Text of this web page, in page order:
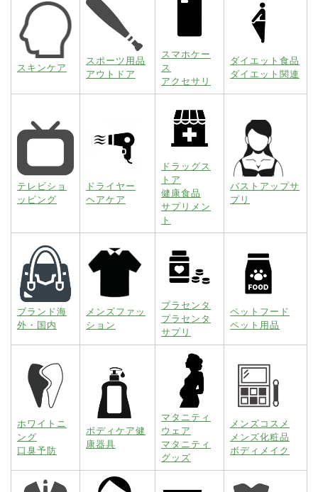
スキンケア
スポーツ用品
アウトドア
スマホケー
ス
アクセサリ
ダイエット食品
ダイエット関連
テレビショ
ッピング
ドライヤー
ヘアケア
ドラッグス
トア
健康食品
サプリメン
ト
バストアップサ
プリ
ブランド海
外・国内
メンズファッ
ション
プラセンタ
プラセンタ
サプリ
ペットフード
ペット用品
ホワイトニ
ング
口臭予防
ボディケア健
康器具
マタニティ
ウェア
マタニティ
グッズ
メンズコスメ
メンズ化粧品
ボディメイク